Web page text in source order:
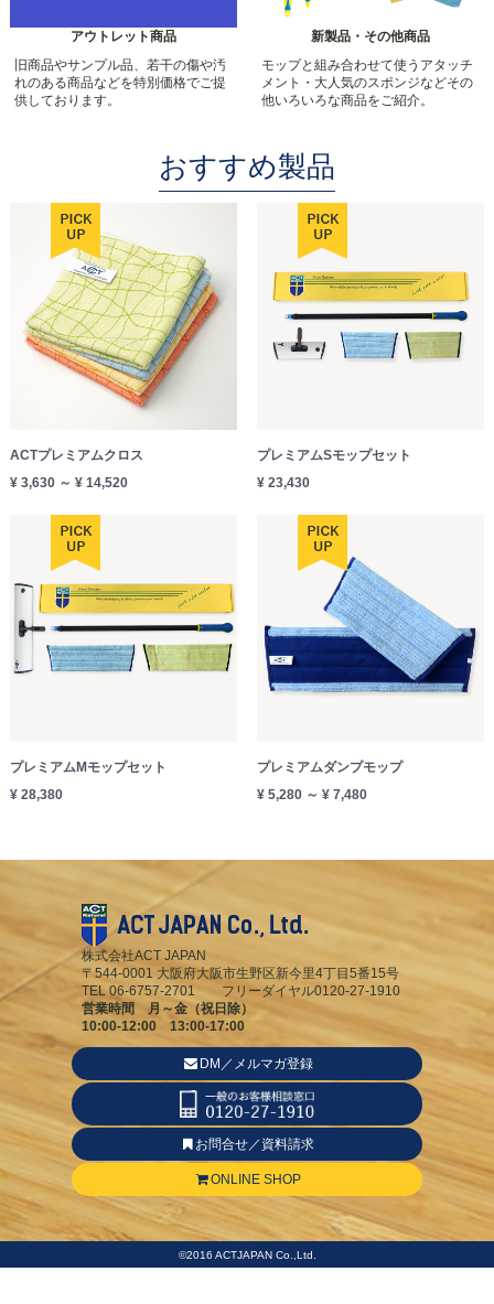
アウトレット商品
旧商品やサンプル品、若干の傷や汚
れのある商品などを特別価格でご提
供しております。
新製品・その他商品
モップと組み合わせて使うアタッチ
メント・大人気のスポンジなどその
他いろいろな商品をご紹介。
おすすめ製品
ACTプレミアムクロス
¥ 3,630 ～ ¥ 14,520
プレミアムSモップセット
¥ 23,430
プレミアムMモップセット
¥ 28,380
プレミアムダンプモップ
¥ 5,280 ～ ¥ 7,480
株式会社ACT JAPAN
〒544-0001 大阪府大阪市生野区新今里4丁目5番15号
TEL 06-6757-2701 フリーダイヤル0120-27-1910
営業時間 月～金（祝日除）
10:00-12:00 13:00-17:00
DM／メルマガ登録
お問合せ／資料請求
ONLINE SHOP
©2016 ACTJAPAN Co.,Ltd.